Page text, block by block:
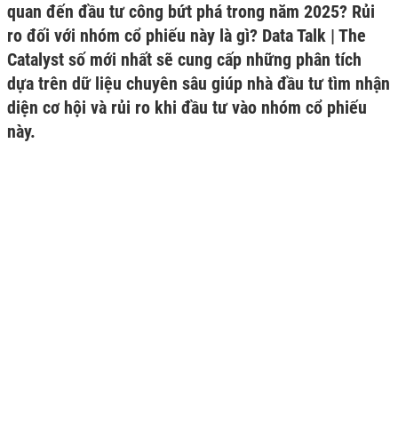
quan đến đầu tư công bứt phá trong năm 2025? Rủi
ro đối với nhóm cổ phiếu này là gì? Data Talk | The
Catalyst số mới nhất sẽ cung cấp những phân tích
dựa trên dữ liệu chuyên sâu giúp nhà đầu tư tìm nhận
diện cơ hội và rủi ro khi đầu tư vào nhóm cổ phiếu
này.